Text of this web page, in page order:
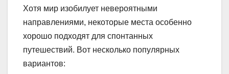
Хотя мир изобилует невероятными
направлениями, некоторые места особенно
хорошо подходят для спонтанных
путешествий. Вот несколько популярных
вариантов: